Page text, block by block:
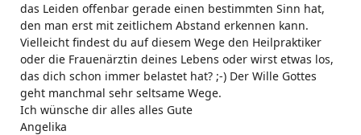
das Leiden offenbar gerade einen bestimmten Sinn hat,
den man erst mit zeitlichem Abstand erkennen kann.
Vielleicht findest du auf diesem Wege den Heilpraktiker
oder die Frauenärztin deines Lebens oder wirst etwas los,
das dich schon immer belastet hat? ;-) Der Wille Gottes
geht manchmal sehr seltsame Wege.
Ich wünsche dir alles alles Gute
Angelika